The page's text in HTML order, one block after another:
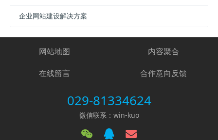
企业网站建设解决方案
网站地图 内容聚合
在线留言 合作意向反馈
029-81334624
微信联系：win-kuo